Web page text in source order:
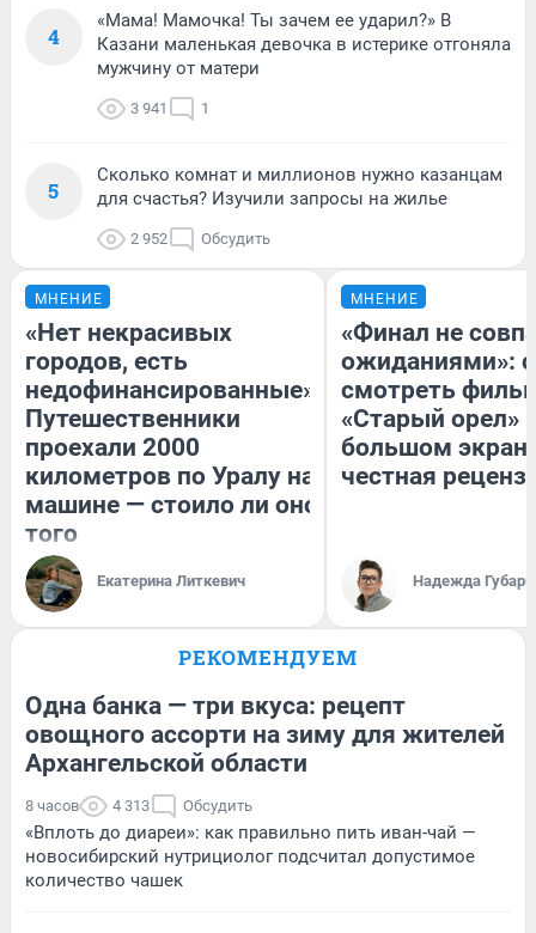
4
«Мама! Мамочка! Ты зачем ее ударил?» В
Казани маленькая девочка в истерике отгоняла
мужчину от матери
3 941 1
5
Сколько комнат и миллионов нужно казанцам
для счастья? Изучили запросы на жилье
2 952 Обсудить
МНЕНИЕ
«Нет некрасивых
городов, есть
недофинансированные».
Путешественники
проехали 2000
километров по Уралу на
машине — стоило ли оно
того
Екатерина Литкевич
МНЕНИЕ
«Финал не
ожиданиями»:
смотреть
«Старый орел»
большом
честная
Надежда Губарь
РЕКОМЕНДУЕМ
Одна банка — три вкуса: рецепт
овощного ассорти на зиму для жителей
Архангельской области
8 часов 4 313 Обсудить
«Вплоть до диареи»: как правильно пить иван-чай —
новосибирский нутрициолог подсчитал допустимое
количество чашек